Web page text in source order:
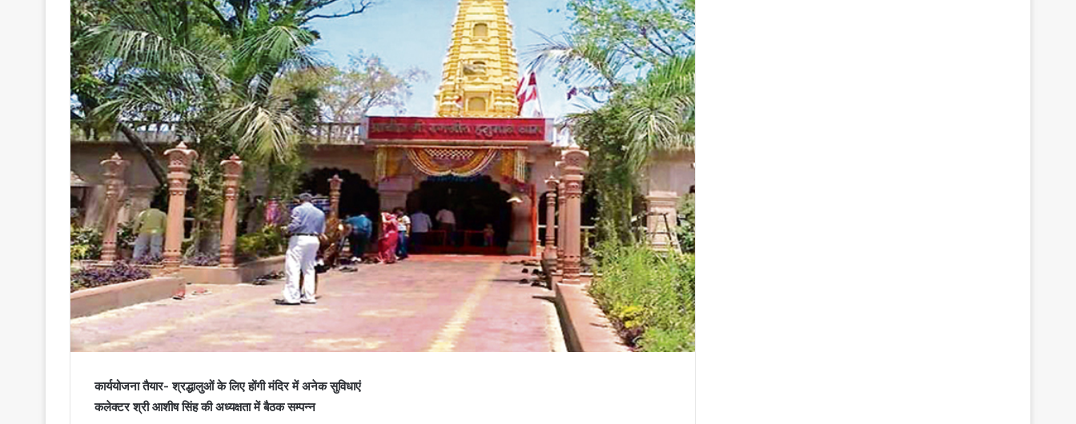
कार्ययोजना तैयार- श्रद्धालुओं के लिए होंगी मंदिर में अनेक सुविधाएं
कलेक्टर श्री आशीष सिंह की अध्यक्षता में बैठक सम्पन्न